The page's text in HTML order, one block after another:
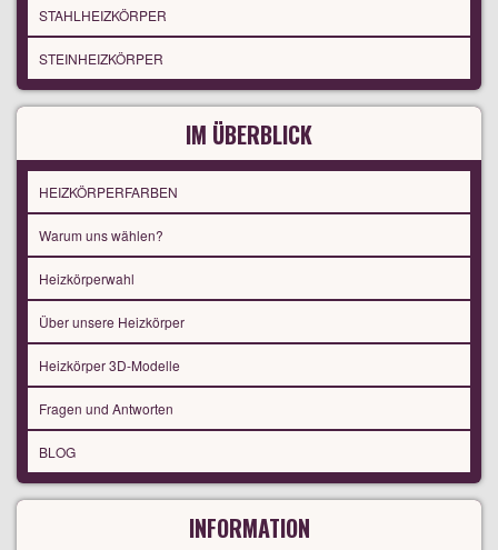
STAHLHEIZKÖRPER
STEINHEIZKÖRPER
IM ÜBERBLICK
HEIZKÖRPERFARBEN
Warum uns wählen?
Heizkörperwahl
Über unsere Heizkörper
Heizkörper 3D-Modelle
Fragen und Antworten
BLOG
INFORMATION